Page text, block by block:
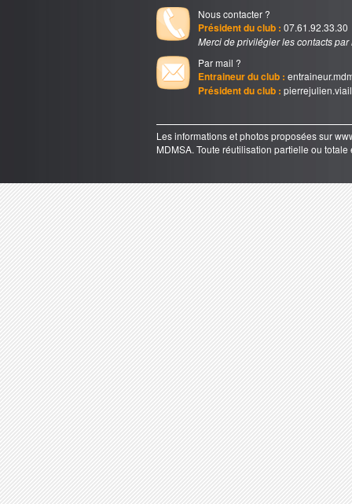
Nous contacter ?
Président du club : 07.61.92.33.30
Merci de privilégier les contacts par
Par mail ?
Entraineur du club :
Président du club :
Les informations et photos proposées sur
MDMSA. Toute réutilisation partielle ou totale